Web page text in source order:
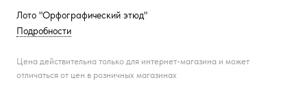
Лото "Орфографический этюд"
Подробности
Цена действительна только для интернет-магазина и может
отличаться от цен в розничных магазинах